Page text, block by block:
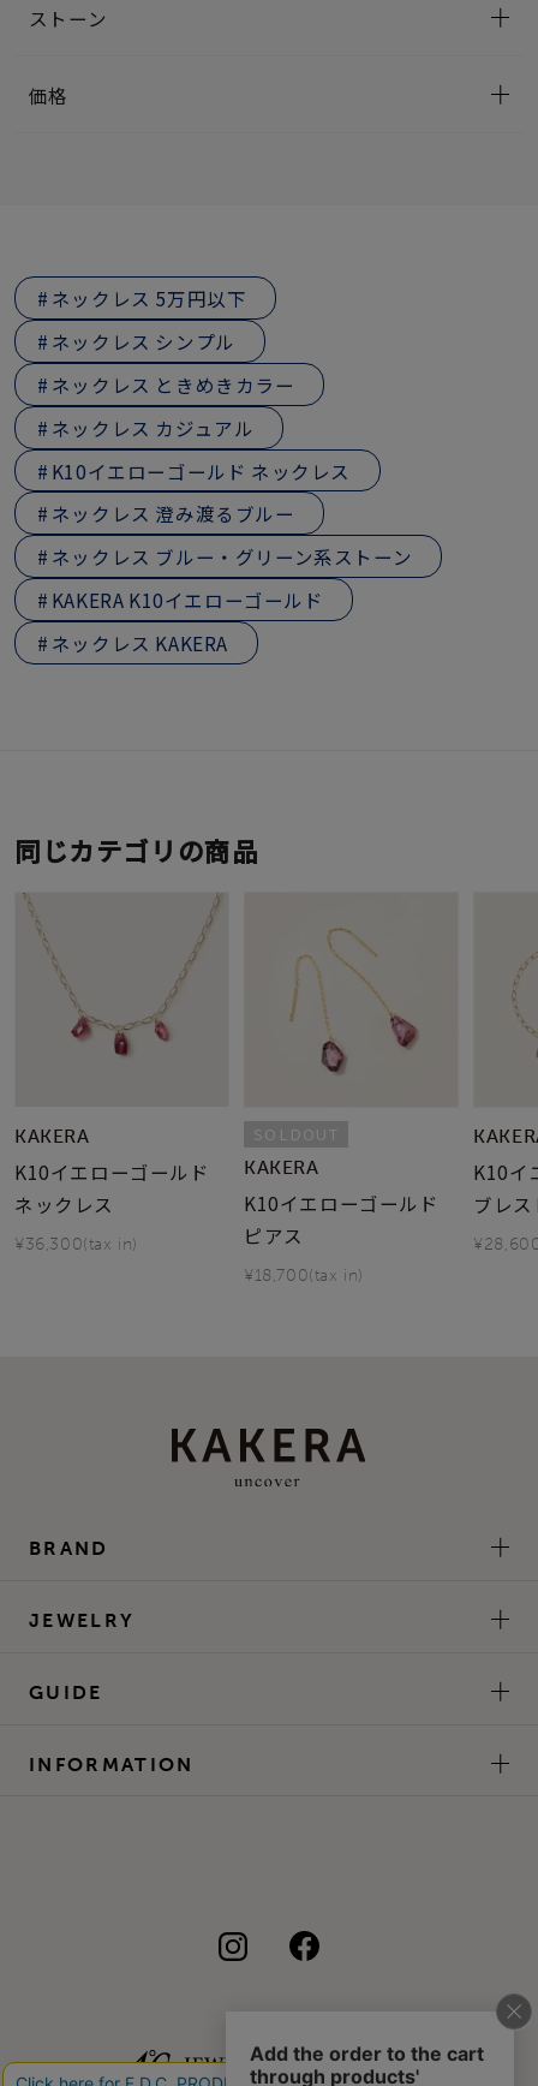
ストーン
価格
ネックレス 5万円以下
ネックレス シンプル
ネックレス ときめきカラー
ネックレス カジュアル
K10イエローゴールド ネックレス
ネックレス 澄み渡るブルー
ネックレス ブルー・グリーン系ストーン
KAKERA K10イエローゴールド
ネックレス KAKERA
同じカテゴリの商品
KAKERA
K10イエローゴールド
ネックレス
¥36,300(tax in)
SOLDOUT
KAKERA
K10イエローゴールド
ピアス
¥18,700(tax in)
K10イ
ブレ
BRAND
JEWELRY
GUIDE
INFORMATION